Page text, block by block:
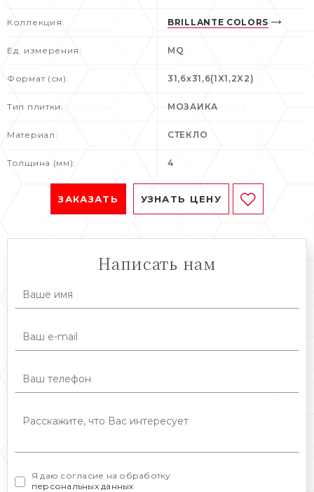
Коллекция: BRILLANTE COLORS
Ед. измерения: MQ
Формат (см): 31,6x31,6(1X1,2X2)
Тип плитки: МОЗАИКА
Материал: СТЕКЛО
Толщина (мм): 4
ЗАКАЗАТЬ УЗНАТЬ ЦЕНУ
Написать нам
Я даю согласие на обработку
персональных данных